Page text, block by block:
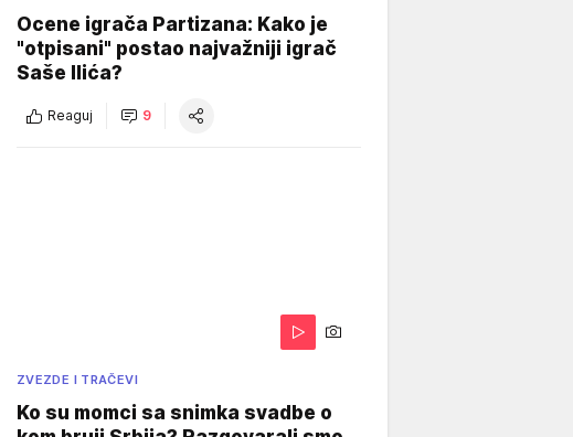
Ocene igrača Partizana: Kako je
"otpisani" postao najvažniji igrač
Saše Ilića?
Reaguj 9
ZVEZDE I TRAČEVI
Ko su momci sa snimka svadbe o